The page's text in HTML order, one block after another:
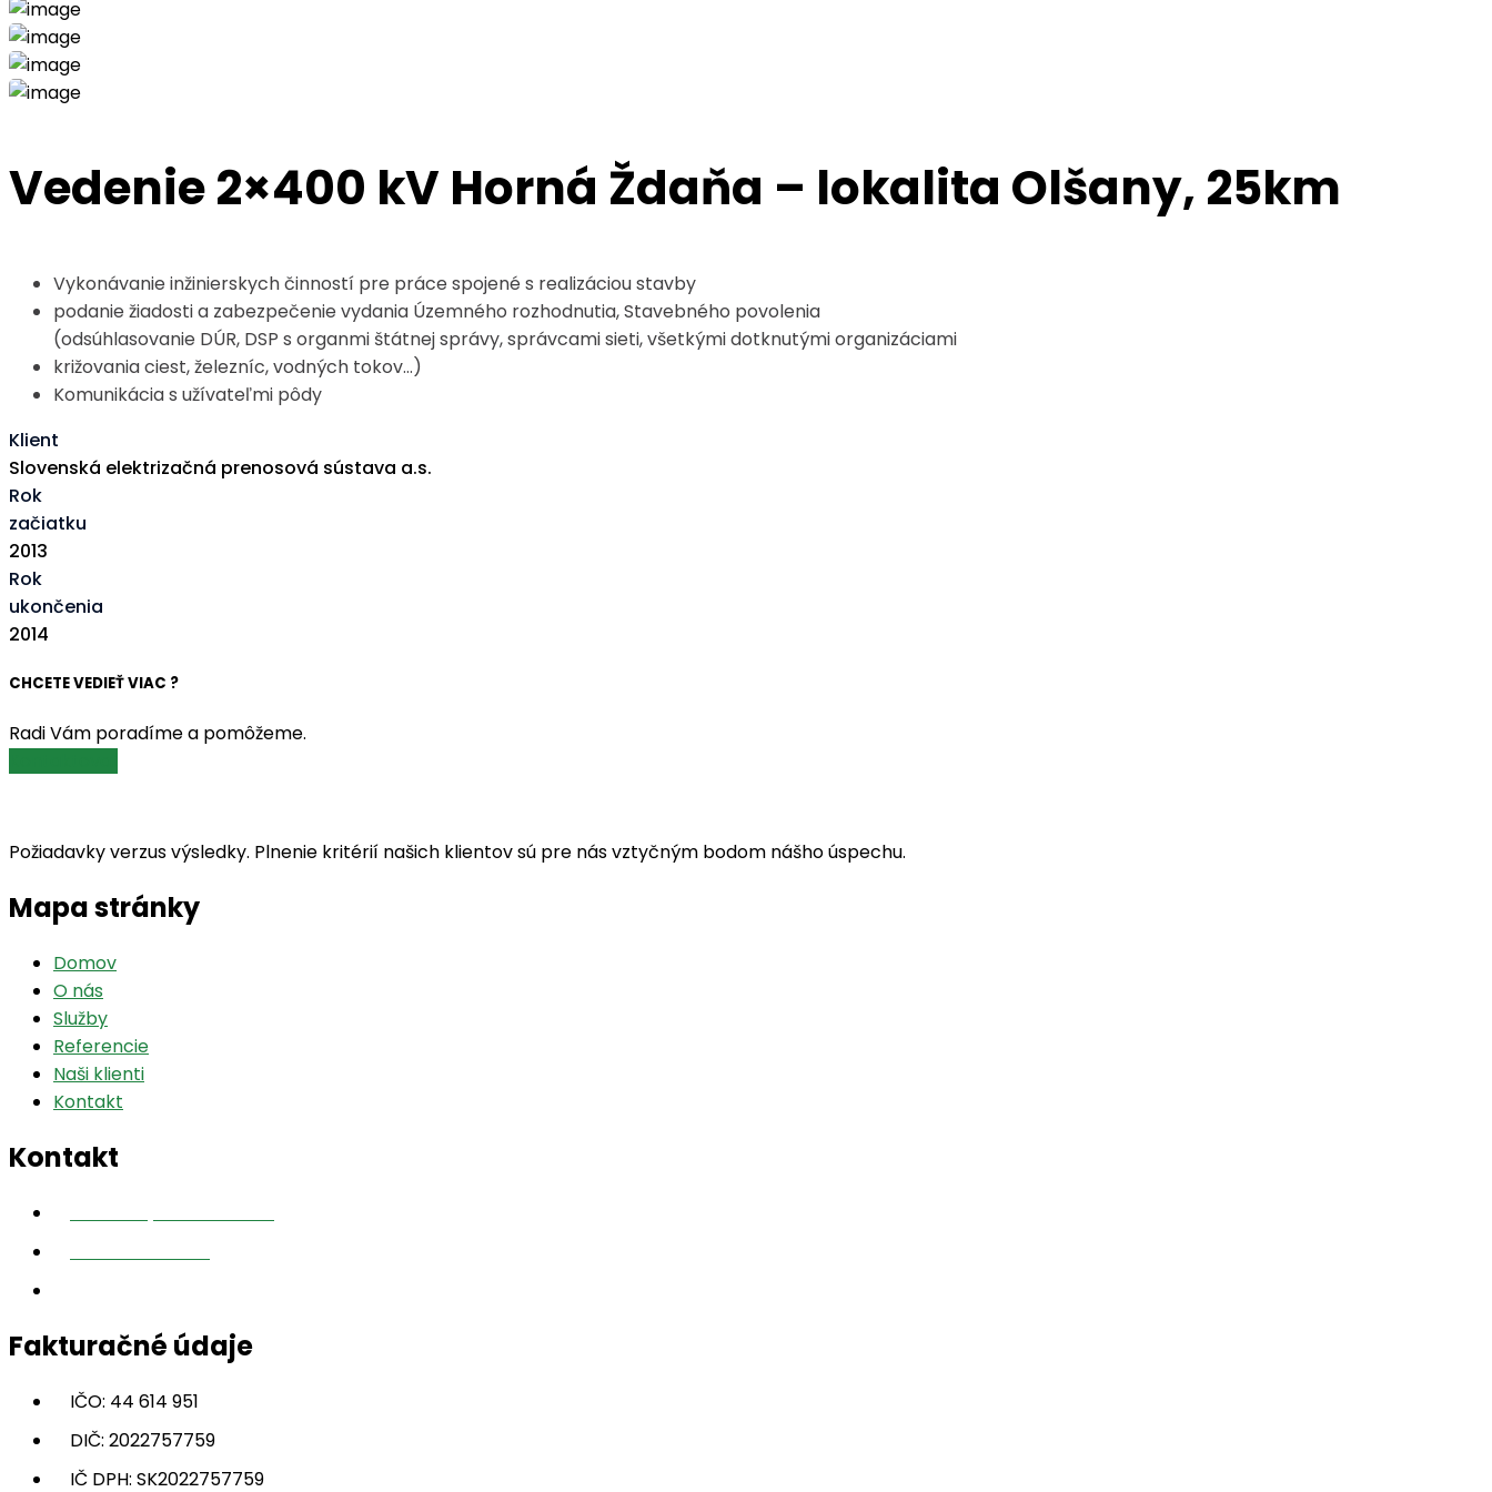
Vedenie 2×400 kV Horná Ždaňa – lokalita Olšany, 25km
Vykonávanie inžinierskych činností pre práce spojené s realizáciou stavby
podanie žiadosti a zabezpečenie vydania Územného rozhodnutia, Stavebného povolenia
(odsúhlasovanie DÚR, DSP s organmi štátnej správy, správcami sieti, všetkými dotknutými organizáciami
križovania ciest, železníc, vodných tokov…)
Komunikácia s užívateľmi pôdy
Klient
Slovenská elektrizačná prenosová sústava a.s.
Rok
začiatku
2013
Rok
ukončenia
2014
CHCETE VEDIEŤ VIAC ?
Radi Vám poradíme a pomôžeme.
Požiadavky verzus výsledky. Plnenie kritérií našich klientov sú pre nás vztyčným bodom nášho úspechu.
Mapa stránky
Domov
O nás
Služby
Referencie
Naši klienti
Kontakt
Kontakt
Fakturačné údaje
IČO: 44 614 951
DIČ: 2022757759
IČ DPH: SK2022757759